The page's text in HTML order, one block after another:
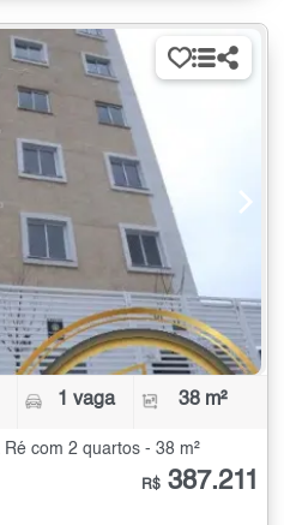
1 vaga 38 m²
com 2 quartos - 38 m²
R$ 387.211